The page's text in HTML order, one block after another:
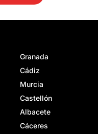
Granada
Cádiz
Murcia
Castellón
Albacete
Cáceres